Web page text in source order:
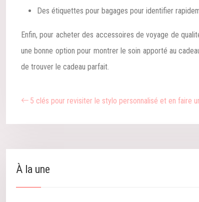
Des étiquettes pour bagages pour identifier
Enfin, pour acheter des accessoires de voyage de
une bonne option pour montrer le soin apporté au
de trouver le cadeau parfait.
5 clés pour revisiter le stylo personnalisé et en faire
À la une